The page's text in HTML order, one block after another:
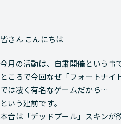
皆さん こんにちは
今月の活動は、自粛開催という事
ところで今回なぜ「フォートナ
では凄く有名なゲームだから…
という建前です。
本音は「デッドプール」スキンが